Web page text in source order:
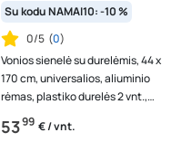
Su kodu NAMAI10: -10 %
0/5 (0)
Vonios sienelė su durelėmis, 44 x
170 cm, universalios, aliuminio
rėmas, plastiko durelės 2 vnt.,
aukštis reguliuojamas,...
5399 € / vnt.